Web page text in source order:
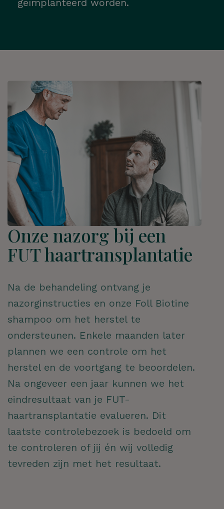
Hoe kunnen we je
helpen?
ZOEKEN
Onze nazorg bij een
FUT haartransplantatie
Na de behandeling ontvang je
nazorginstructies en onze Foll Biotine
shampoo om het herstel te
ondersteunen. Enkele maanden later
plannen we een controle om het
herstel en de voortgang te beoordelen.
Na ongeveer een jaar kunnen we het
eindresultaat van je FUT-
haartransplantatie evalueren. Dit
laatste controlebezoek is bedoeld om
te controleren of jij én wij volledig
tevreden zijn met het resultaat.